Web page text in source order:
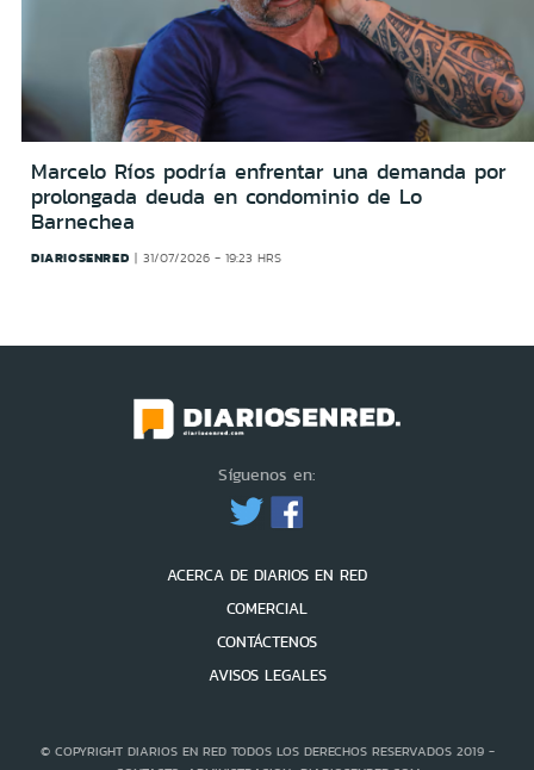
Marcelo Ríos podría enfrentar una demanda por
prolongada deuda en condominio de Lo
Barnechea
DIARIOSENRED 31/07/2026 - 19:23 HRS
Síguenos en:
ACERCA DE DIARIOS EN RED
COMERCIAL
CONTÁCTENOS
AVISOS LEGALES
© COPYRIGHT DIARIOS EN RED TODOS LOS DERECHOS RESERVADOS 2019 -